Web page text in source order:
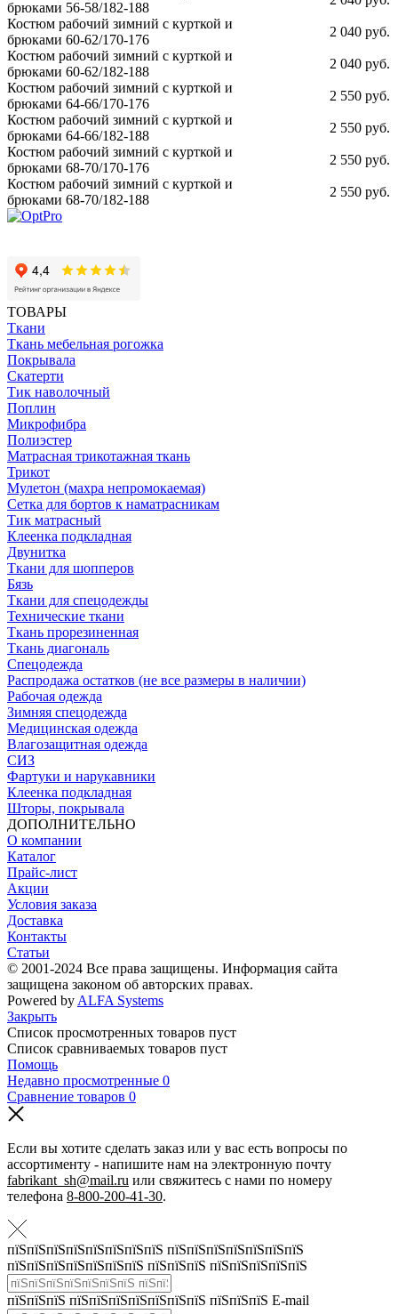
брюками 56-58/182-188
Костюм рабочий зимний с курткой и
брюками 60-62/170-176
2 040 руб.
Костюм рабочий зимний с курткой и
брюками 60-62/182-188
2 040 руб.
Костюм рабочий зимний с курткой и
брюками 64-66/170-176
2 550 руб.
Костюм рабочий зимний с курткой и
брюками 64-66/182-188
2 550 руб.
Костюм рабочий зимний с курткой и
брюками 68-70/170-176
2 550 руб.
Костюм рабочий зимний с курткой и
брюками 68-70/182-188
2 550 руб.
ТОВАРЫ
Ткани
Ткань мебельная рогожка
Покрывала
Скатерти
Тик наволочный
Поплин
Микрофибра
Полиэстер
Матрасная трикотажная ткань
Трикот
Мулетон (махра непромокаемая)
Сетка для бортов к наматрасникам
Тик матрасный
Клеенка подкладная
Двунитка
Ткани для шопперов
Бязь
Ткани для спецодежды
Технические ткани
Ткань прорезиненная
Ткань диагональ
Спецодежда
Распродажа остатков (не все размеры в наличии)
Рабочая одежда
Зимняя спецодежда
Медицинская одежда
Влагозащитная одежда
СИЗ
Фартуки и нарукавники
Клеенка подкладная
Шторы, покрывала
ДОПОЛНИТЕЛЬНО
О компании
Каталог
Прайс-лист
Акции
Условия заказа
Доставка
Контакты
Статьи
© 2001-2024 Все права защищены. Информация сайта
защищена законом об авторских правах.
Powered by ALFA Systems
Закрыть
Список просмотренных товаров пуст
Список сравниваемых товаров пуст
Помощь
Недавно просмотренные 0
Сравнение товаров 0
Если вы хотите сделать заказ или у вас есть вопросы по
ассортименту - напишите нам на электронную почту
fabrikant_sh@mail.ru или свяжитесь с нами по номеру
телефона 8-800-200-41-30.
пїЅпїЅпїЅпїЅпїЅпїЅпїЅпїЅ пїЅпїЅпїЅпїЅпїЅпїЅпїЅ
пїЅпїЅпїЅпїЅпїЅпїЅпїЅ пїЅпїЅпїЅ пїЅпїЅпїЅпїЅпїЅ
пїЅпїЅпїЅ пїЅпїЅпїЅпїЅпїЅпїЅпїЅ пїЅпїЅпїЅ E-mail